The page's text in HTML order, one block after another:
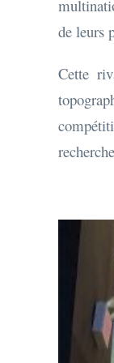
de leurs
Cette